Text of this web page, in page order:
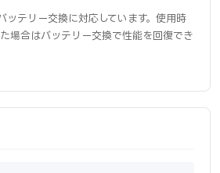
テリー交換に対応しています。使用時
場合はバッテリー交換で性能を回復でき